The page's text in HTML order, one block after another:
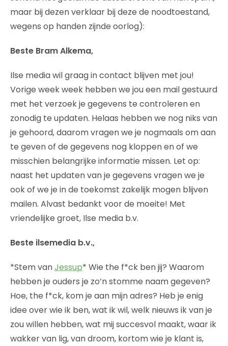
maar bij dezen verklaar bij deze de noodtoestand,
wegens op handen zijnde oorlog):
Beste Bram Alkema,
Ilse media wil graag in contact blijven met jou!
Vorige week week hebben we jou een mail gestuurd
met het verzoek je gegevens te controleren en
zonodig te updaten. Helaas hebben we nog niks van
je gehoord, daarom vragen we je nogmaals om aan
te geven of de gegevens nog kloppen en of we
misschien belangrijke informatie missen. Let op:
naast het updaten van je gegevens vragen we je
ook of we je in de toekomst zakelijk mogen blijven
mailen. Alvast bedankt voor de moeite! Met
vriendelijke groet, Ilse media b.v.
Beste ilsemedia b.v.,
*Stem vanJessup* Wie the f*ck ben jij? Waarom
hebben je ouders je zo’n stomme naam gegeven?
Hoe, the f*ck, kom je aan mijn adres? Heb je enig
idee over wie ik ben, wat ik wil, welk nieuws ik van je
zou willen hebben, wat mij succesvol maakt, waar ik
wakker van lig, van droom, kortom wie je klant is,